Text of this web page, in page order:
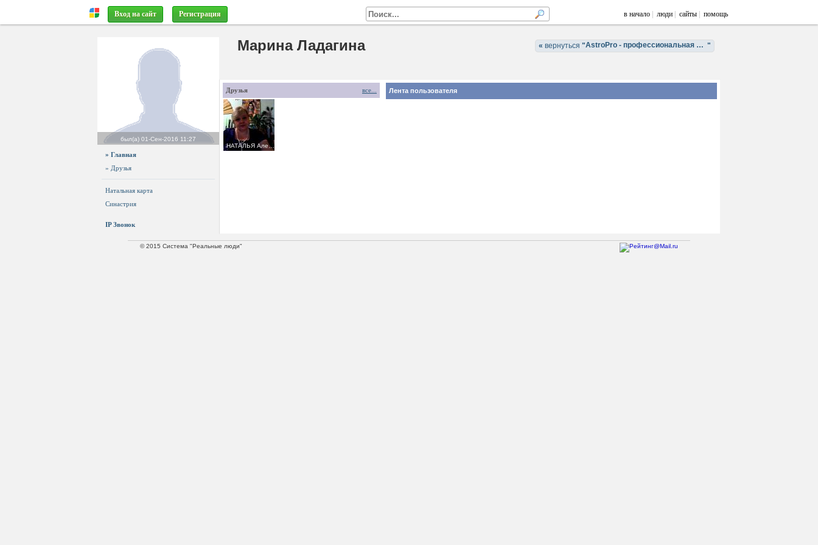
Вход на сайт Регистрация в начало люди сайты помощь
« вернуться " AstroPro - профессиональная астрология. Обучение и консультации. "
Марина Ладагина
был(а) 01-Сен-2016 11:27
» Главная
» Друзья
Натальная карта
Синастрия
IP Звонок
все...
Друзья
НАТАЛЬЯ Александровна. РОМАНОВА
Лента пользователя
© 2015 Система "Реальные люди"